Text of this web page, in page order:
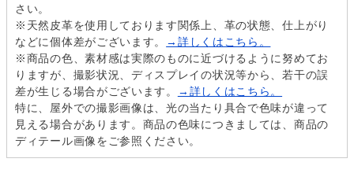
さい。
※天然皮革を使用しております関係上、革の状態、仕上がり
などに個体差がございます。
→詳しくはこちら。
※商品の色、素材感は実際のものに近づけるように努めてお
りますが、撮影状況、ディスプレイの状況等から、若干の誤
差が生じる場合がございます。
→詳しくはこちら。
特に、屋外での撮影画像は、光の当たり具合で色味が違って
見える場合があります。商品の色味につきましては、商品の
ディテール画像をご参照ください。